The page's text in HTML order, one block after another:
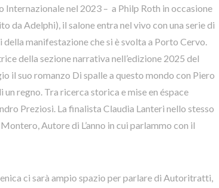
Internazionale nel 2023 – a Philp Roth in occasione
da Adelphi), il salone entra nel vivo con una serie di
manifestazione che si è svolta a Porto Cervo.
della sezione narrativa nell’edizione 2025 del
il suo romanzo Di spalle a questo mondo con Piero
regno. Tra ricerca storica e mise en éspace
Preziosi. La finalista Claudia Lanteri nello stesso
Autore di L’anno in cui parlammo con il
ci sarà ampio spazio per parlare di Autoritratti,